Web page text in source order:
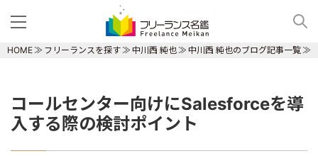
HOME フリーランスを探す 中川西 純也 中川西 純也のブログ記事一覧
コールセンター向けにSalesforceを導
入する際の検討ポイント